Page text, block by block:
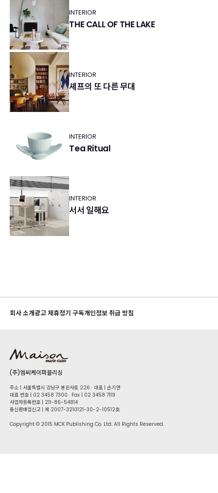
INTERIOR
THE CALL OF THE LAKE
INTERIOR
셰프의 또 다른 무대
INTERIOR
Tea Ritual
INTERIOR
서서 일해요
회사 소개광고 제휴정기 구독개인정보 취급 방침
(주)엠씨케이퍼블리싱
주소 | 서울특별시 강남구 봉은사로 226 · 대표 | 손기연
대표 번호 | 02 34​58 7300 · Fax | 02 34​58 7119
사업자등록번호 | 211-86-5​4814
통신판매업신고 | 제 2007-3210121-30-2-10512호
Copyright © 2015 MCK Publishing Co. Ltd. All Rights Reserved.